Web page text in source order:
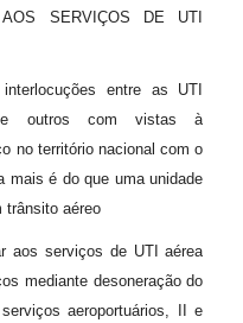
SERVIÇOS DE UTI
entre as UTI
e outros com vistas à
no território nacional com o
mais é do que uma unidade
trânsito aéreo
aos serviços de UTI aérea
mediante desoneração do
aeroportuários, II e